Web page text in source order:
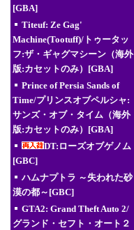
[GBA]
Titeuf: Ze Gag'
Machine(Tootuff)/トゥータッ
フ:ザ・ギャグマシーン（海外
版:カセットのみ）[GBA]
Prince of Persia Sands of
Time/プリンスオブペルシャ:
サンズ・オブ・タイム（海外
版:カセットのみ）[GBA]
DT:ローズオブゲノム
[GBC]
ハムナプトラ ～失われた砂
漠の都～[GBC]
GTA2: Grand Theft Auto 2/
グランド・セフト・オート２